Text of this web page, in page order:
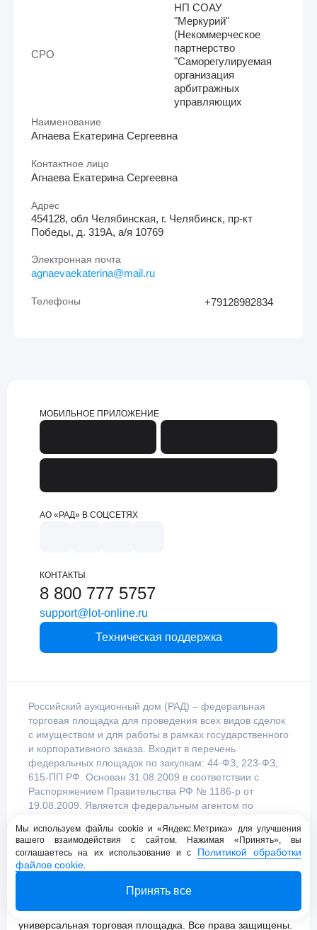
СРО
НП СОАУ
"Меркурий"
(Некоммерческое
партнерство
"Саморегулируемая
организация
арбитражных
управляющих
Наименование
Агнаева Екатерина Сергеевна
Контактное лицо
Агнаева Екатерина Сергеевна
Адрес
454128, обл Челябинская, г. Челябинск, пр-кт
Победы, д. 319А, а/я 10769
Электронная почта
agnaevaekaterina@mail.ru
Телефоны +79128982834
МОБИЛЬНОЕ ПРИЛОЖЕНИЕ
АО «РАД» В СОЦСЕТЯХ
КОНТАКТЫ
8 800 777 5757
support@lot-online.ru
Техническая поддержка
Российский аукционный дом (РАД) – федеральная
торговая площадка для проведения всех видов сделок
с имуществом и для работы в рамках государственного
и корпоративного заказа. Входит в перечень
федеральных площадок по закупкам: 44-ФЗ, 223-ФЗ,
615-ПП РФ. Основан 31.08.2009 в соответствии с
Распоряжением Правительства РФ № 1186-р от
19.08.2009. Является федеральным агентом по
Правительством Российской Федерации.
Политика конфиденциальности
© 2009 - 2026 АО «Российский аукционный дом»
универсальная торговая площадка. Все права защищены.
Мы используем файлы cookie и «Яндекс.Метрика» для улучшения
вашего взаимодействия с сайтом. Нажимая «Принять», вы
соглашаетесь на их использование и с Политикой обработки
файлов cookie.
Принять все